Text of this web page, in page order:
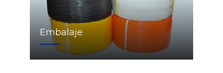
Embalaje